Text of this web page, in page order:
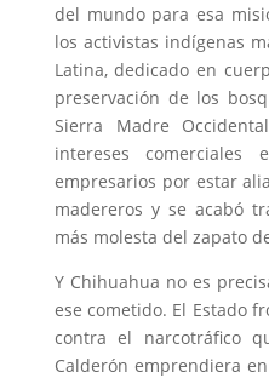
del mundo para esa
los activistas indígenas
Latina, dedicado en
preservación de los
Sierra Madre
intereses
empresarios por estar
madereros y se acabó
más molesta del zapato
Y Chihuahua no es
ese cometido. El Estado
contra el narcotráfico
Calderón emprendiera